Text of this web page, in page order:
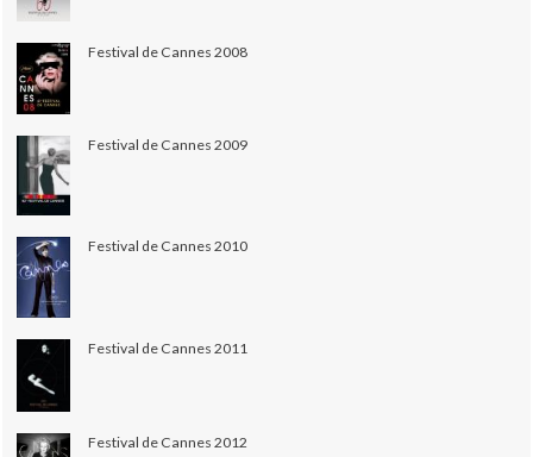
Festival de Cannes 2008
Festival de Cannes 2009
Festival de Cannes 2010
Festival de Cannes 2011
Festival de Cannes 2012